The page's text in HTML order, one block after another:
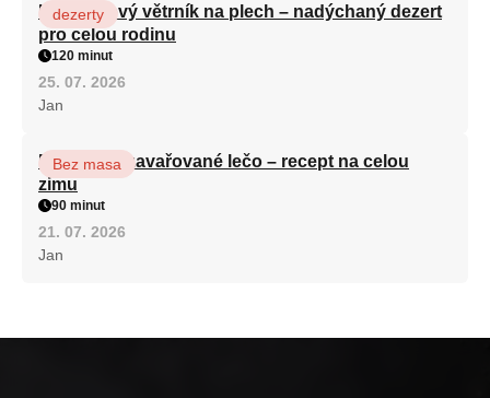
Karamelový větrník na plech – nadýchaný dezert
pro celou rodinu
dezerty
120 minut
25. 07. 2026
Jan
Babiččino zavařované lečo – recept na celou
zimu
Bez masa
90 minut
21. 07. 2026
Jan